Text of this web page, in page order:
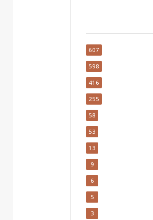
607
598
416
255
58
53
13
9
6
5
3